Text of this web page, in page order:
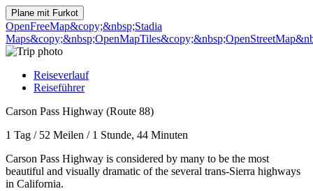
Plane mit Furkot
OpenFreeMap&copy;&nbsp;Stadia
Maps&copy;&nbsp;OpenMapTiles
Reiseverlauf
Reiseführer
Carson Pass Highway (Route 88)
1 Tag / 52 Meilen / 1 Stunde, 44 Minuten
Carson Pass Highway is considered by many to be the most
beautiful and visually dramatic of the several trans-Sierra highways
in California.